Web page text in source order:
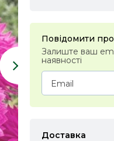
Повідомити про
Залиште ваш
наявності
Доставка